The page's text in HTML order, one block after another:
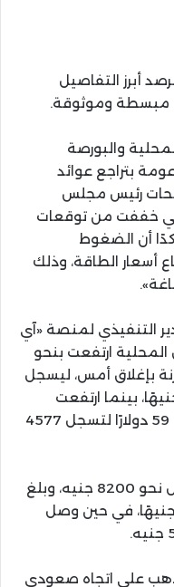
أبرز التفاصيل
مبسطة وموثوقة.
والبورصة
بتراجع عوائد
رئيس مجلس
التي خففت من توقعات
أن الضغوط
أسعار الطاقة، وذلك
التنفيذي لمنصة «آي
ارتفعت بنحو
بإغلاق أمس، ليسجل
الذهب عيار 21 مستوى 7175 جنيهًا، بينما ارتفعت
الأوقية في البورصة العالمية بنحو 59 دولارًا لتسجل 4577
وأضاف أن جرام الذهب عيار 24 سجل نحو 8200 جنيه، وبلغ
سعر جرام الذهب عيار 18 نحو 6150 جنيهًا، في حين وصل
على اتجاه صعودي